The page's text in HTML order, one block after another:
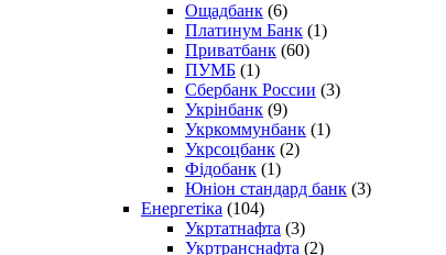
Ощадбанк (6)
Платинум Банк (1)
Приватбанк (60)
ПУМБ (1)
Сбербанк России (3)
Укрінбанк (9)
Укркоммунбанк (1)
Укрсоцбанк (2)
Фідобанк (1)
Юніон стандард банк (3)
Енергетіка (104)
Укртатнафта (3)
Укртранснафта (2)